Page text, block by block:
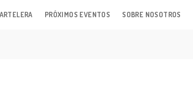
PRÓXIMOS EVENTOS SOBRE NOSOTROS